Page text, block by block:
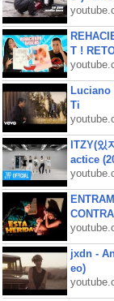
T !
Luciano
Ti
ITZY(있
actice
jxdn -
eo)